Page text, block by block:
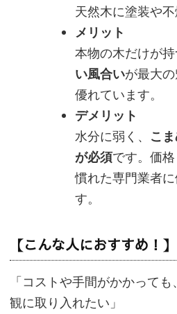
天然木に塗装や不
メリット
本物の木だけが持
い風合いが最大
優れています。
デメリット
水分に弱く、 こ
が必須です。価
慣れた専門業者
す。
【こんな人におすすめ！】
「コストや手間がかかって
観に取り入れたい」